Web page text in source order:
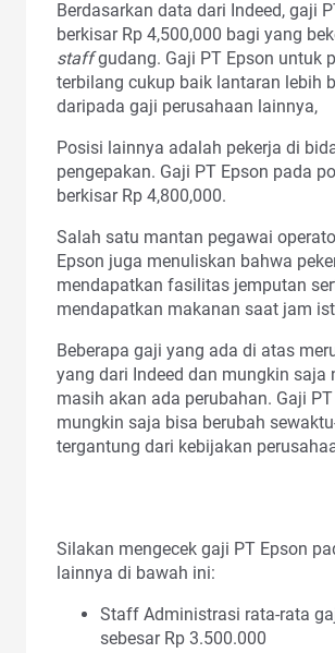
Berdasarkan data dari Indeed, gaji
berkisar Rp 4,500,000 bagi yang
staffgudang. Gaji PT Epson untuk
terbilang cukup baik lantaran lebih
daripada gaji perusahaan lainnya,
Posisi lainnya adalah pekerja di
pengepakan. Gaji PT Epson pada
berkisar Rp 4,800,000.
Salah satu mantan pegawai
Epson juga menuliskan bahwa
mendapatkan fasilitas jemputan
mendapatkan makanan saat jam
Beberapa gaji yang ada di atas
yang dari Indeed dan mungkin saja
masih akan ada perubahan. Gaji
mungkin saja bisa berubah
tergantung dari kebijakan
Silakan mengecek gaji PT Epson
lainnya di bawah ini:
Staff Administrasi rata-rata
sebesar Rp 3.500.000